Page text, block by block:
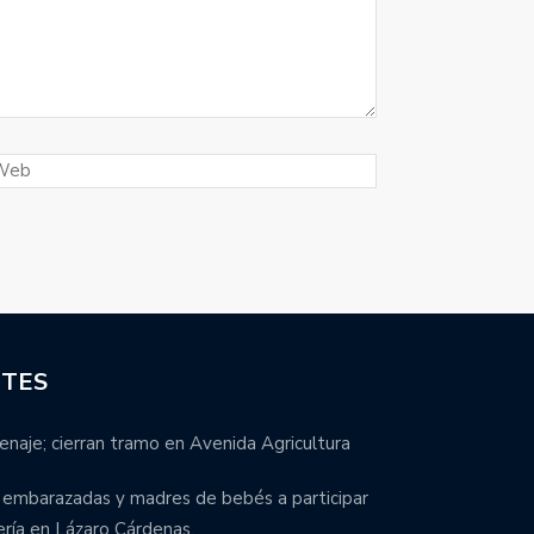
cierran tramo en Avenida Agricultura
y madres de bebés a participar